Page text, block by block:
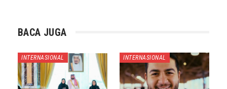
BACA JUGA
INTERNASIONAL INTERNASIONAL